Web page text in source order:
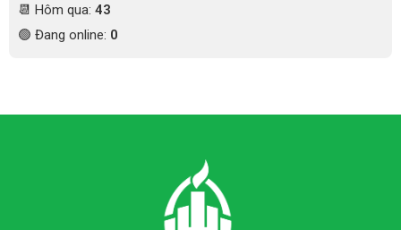
📆 Hôm qua: 43
🟢 Đang online: 0